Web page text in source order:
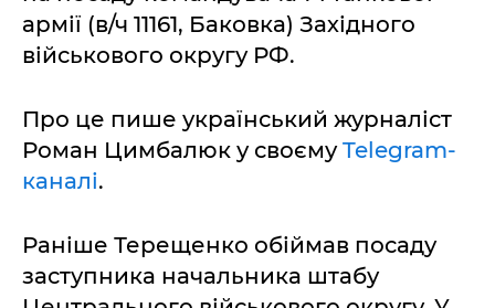
армії (в/ч 11161, Баковка) Західного
військового округу РФ.
Про це пише український журналіст
Роман Цимбалюк у своємуTelegram-
каналі.
Раніше Терещенко обіймав посаду
заступника начальника штабу